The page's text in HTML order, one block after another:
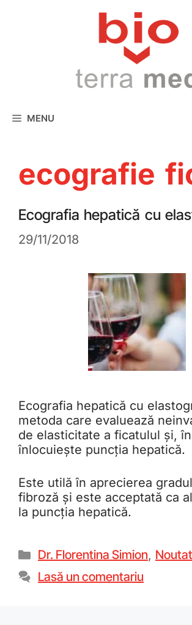
MENU
ecografie
Ecografia hepatică cu
29/11/2018
Ecografia hepatică cu
metoda care evaluează
de elasticitate a ficatulul și,
înlocuiește puncția hepatică.
Este utilă în aprecierea
fibroză și este acceptată ca
la puncția hepatică.
Dr. Florentina Simion,
Lasă un comentariu